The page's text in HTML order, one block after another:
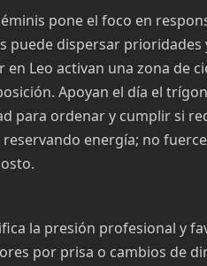
pone el foco en
puede dispersar prioridades
en Leo activan una zona de
Apoyan el día el
para ordenar y cumplir si
energía; no
la presión profesional y
por prisa o cambios de